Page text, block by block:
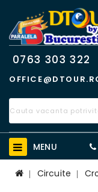
0763 303 322
MENU
Circuite